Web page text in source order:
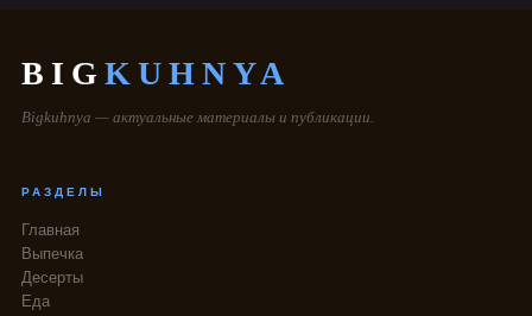
BIG KUHNYA
Bigkuhnya — актуальные материалы и публикации.
РАЗДЕЛЫ
Главная
Выпечка
Десерты
Еда